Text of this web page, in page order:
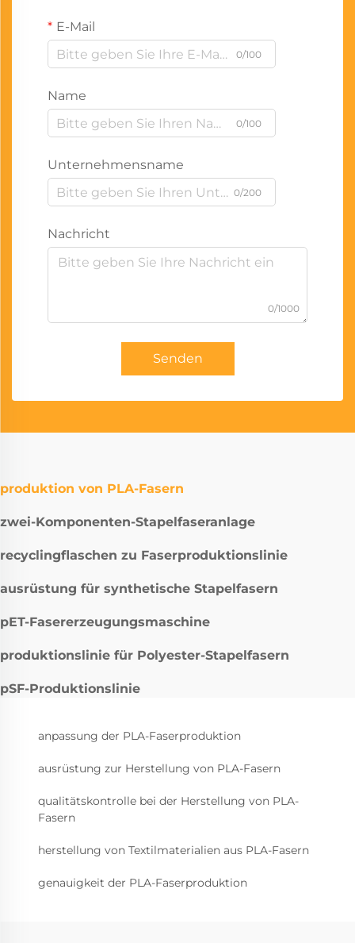
E-Mail
0/100
Name
0/100
Unternehmensname
0/200
Nachricht
0/1000
Senden
produktion von PLA-Fasern
zwei-Komponenten-Stapelfaseranlage
recyclingflaschen zu Faserproduktionslinie
ausrüstung für synthetische Stapelfasern
pET-Fasererzeugungsmaschine
produktionslinie für Polyester-Stapelfasern
pSF-Produktionslinie
anpassung der PLA-Faserproduktion
ausrüstung zur Herstellung von PLA-Fasern
qualitätskontrolle bei der Herstellung von PLA-
Fasern
herstellung von Textilmaterialien aus PLA-Fasern
genauigkeit der PLA-Faserproduktion